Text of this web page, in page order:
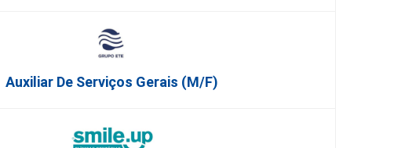
Auxiliar De Serviços Gerais (m/f)